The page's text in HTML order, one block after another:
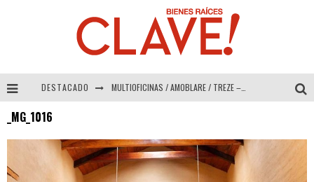
DESTACADO MULTIOFICINAS / AMOBLARE / TREZE – Especial Interiorismo & Decoración 2026
COLINEAL – Especial Interiorismo & Decoración 2026
_MG_1016